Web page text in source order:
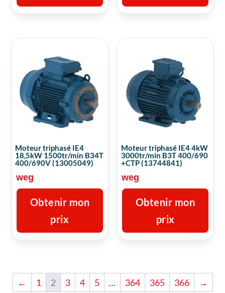
Moteur triphasé IE4
18,5kW 1500tr/min B34T
400/690V (13005049)
weg
Obtenir mon
prix
Moteur triphasé IE4 4kW
3000tr/min B3T 400/690
+CTP (13744841)
weg
Obtenir mon
prix
← 1 2 3 4 5 … 364 365 366 →